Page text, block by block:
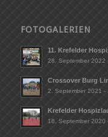
FOTOGALERIEN
11. Krefelder
28. September 2022
Crossover Burg
2. September 2021 -
Krefelder
18. September 2020